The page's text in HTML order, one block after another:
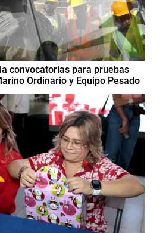
convocatorias para pruebas
Ordinario y Equipo Pesado